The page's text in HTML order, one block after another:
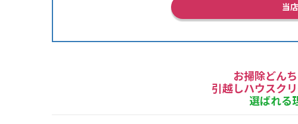
当
お掃除どん
引越しハウスク
選ばれる